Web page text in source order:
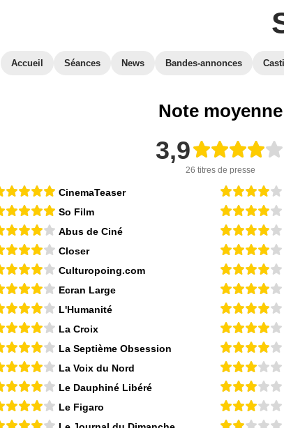
Accueil Séances News Bandes-annonces
Note moyenne
3,9
26 titres de presse
CinemaTeaser
So Film
Abus de Ciné
Closer
Culturopoing.com
Ecran Large
L'Humanité
La Croix
La Septième Obsession
La Voix du Nord
Le Dauphiné Libéré
Le Figaro